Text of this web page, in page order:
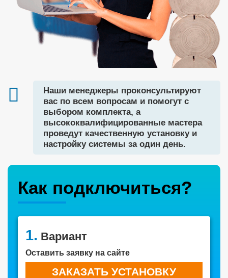
Наши менеджеры проконсультируют
вас по всем вопросам и помогут с
выбором комплекта, а
высококвалифицированные мастера
проведут качественную установку и
настройку системы за один день.
Как подключиться?
1. Вариант
Оставить заявку на сайте
ЗАКАЗАТЬ УСТАНОВКУ